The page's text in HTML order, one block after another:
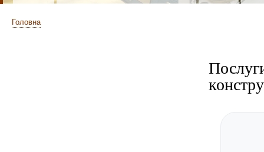
Рядок навіґації
Головна